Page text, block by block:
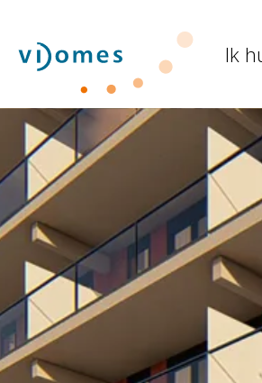
Naar hoofdinhoud
Naar hoofdnavigatiemenu
Naar zoeken
Naar de homepage Ik